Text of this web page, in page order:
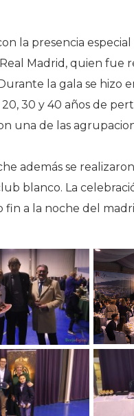
la presencia
Madrid, quien fue
la gala se hizo
30 y 40 años de
una de las
además se
blanco. La
fin a la noche del